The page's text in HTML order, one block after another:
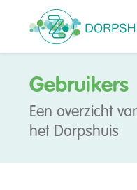
Gebruikers
Een overzicht
het Dorpshuis